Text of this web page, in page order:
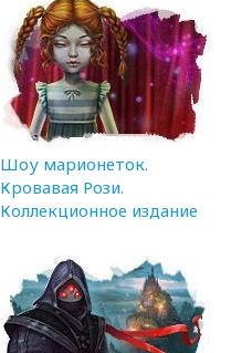
Шоу марионеток.
Кровавая Рози.
Коллекционное издание